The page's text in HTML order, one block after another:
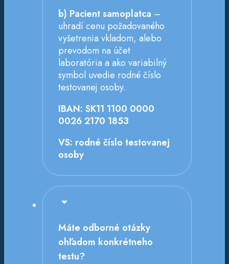
b) Pacient samoplatca –
uhradí cenu požadovaného
vyšetrenia vkladom, alebo
prevodom na účet
laboratória a ako variabilný
symbol uvedie rodné číslo
testovanej osoby.
IBAN: SK11 1100 0000
0026 2170 1853
VS: rodné číslo testovanej
osoby
Máte odborné otázky
ohľadom konkrétneho
testu?